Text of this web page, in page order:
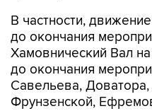
В частности,
до окончания
Хамовнический Вал
до окончания
Савельева, Доватора,
Фрунзенской,